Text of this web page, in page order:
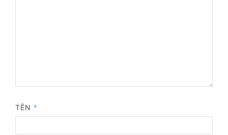
TÊN *